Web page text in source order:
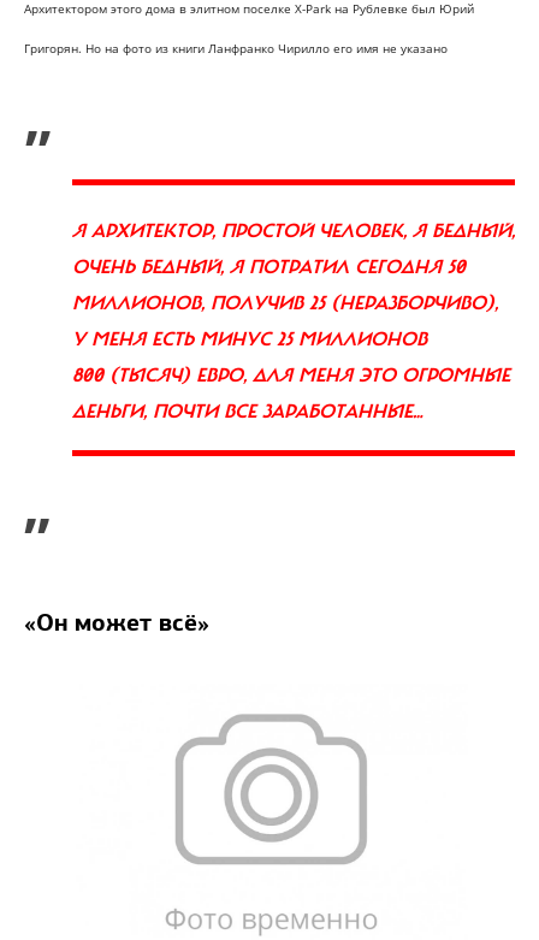
Архитектором этого дома в элитном поселке Х-Park на Рублевке был Юрий
Григорян. Но на фото из книги Ланфранко Чирилло его имя не указано
„
Я АРХИТЕКТОР, ПРОСТОЙ ЧЕЛОВЕК, Я БЕДНЫЙ,
ОЧЕНЬ БЕДНЫЙ, Я ПОТРАТИЛ СЕГОДНЯ 50
МИЛЛИОНОВ, ПОЛУЧИВ 25 (НЕРАЗБОРЧИВО),
У МЕНЯ ЕСТЬ МИНУС 25 МИЛЛИОНОВ
800 (ТЫСЯЧ) ЕВРО, ДЛЯ МЕНЯ ЭТО ОГРОМНЫЕ
ДЕНЬГИ, ПОЧТИ ВСЕ ЗАРАБОТАННЫЕ…
”
«Он может всё»